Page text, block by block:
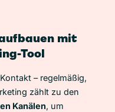
mit
Tool
– regelmäßig,
zählt zu den
Kanälen, um